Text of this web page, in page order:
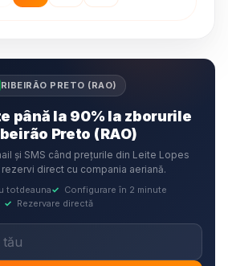
RIBEIRÃO PRETO (RAO)
până la 90% la zborurile
Preto (RAO)
și SMS când prețurile din Leite Lopes
direct cu compania aeriană.
totdeauna✓ Configurare în 2 minute
✓ Rezervare directă